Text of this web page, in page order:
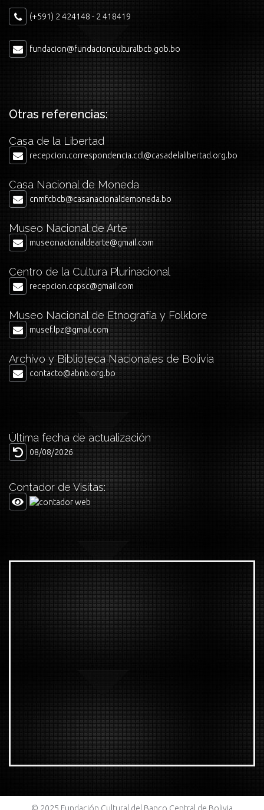
(+591) 2 424148 - 2 418419
fundacion@fundacionculturalbcb.gob.bo
Otras referencias:
Casa de la Libertad
recepcion.correspondencia.cdl@casadelalibertad.org.bo
Casa Nacional de Moneda
cnmfcbcb@casanacionaldemoneda.bo
Museo Nacional de Arte
museonacionaldearte@gmail.com
Centro de la Cultura Plurinacional
recepcion.ccpsc@gmail.com
Museo Nacional de Etnografía y Folklore
musef.lpz@gmail.com
Archivo y Biblioteca Nacionales de Bolivia
contacto@abnb.org.bo
Última fecha de actualización
08/08/2026
Contador de Visitas:
© 2025 Fundación Cultural del Banco Central de Bolivia